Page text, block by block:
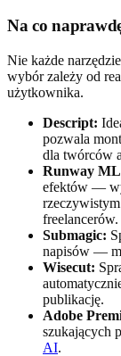
Na co
Nie każde narzędzie
wybór zależy od
użytkownika.
Descript:
pozwala
dla twórców
Runway
efektów —
freelancerów.
Submagic:
napisów —
Wisecut:
publikację.
Adobe
szukających
AI.